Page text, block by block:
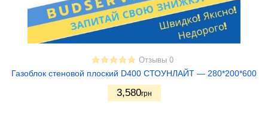
Отзывы 0
Газоблок стеновой плоский D400 СТОУНЛАЙТ — 280*200*600
3,580грн